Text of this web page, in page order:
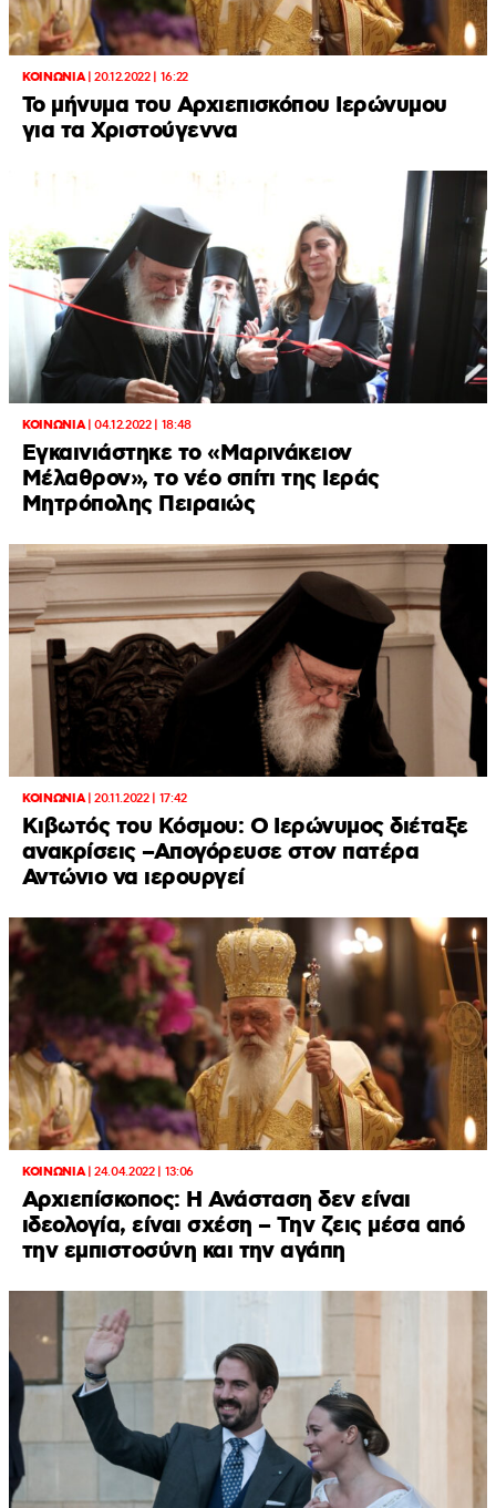
ΚΟΙΝΩΝΙΑ|20.12.2022 | 16:22
Το μήνυμα του Αρχιεπισκόπου Ιερώνυμου
για τα Χριστούγεννα
ΚΟΙΝΩΝΙΑ|04.12.2022 | 18:48
Εγκαινιάστηκε το «Μαρινάκειον
Μέλαθρον», το νέο σπίτι της Ιεράς
Μητρόπολης Πειραιώς
ΚΟΙΝΩΝΙΑ|20.11.2022 | 17:42
Κιβωτός του Κόσμου: Ο Ιερώνυμος διέταξε
ανακρίσεις –Απογόρευσε στον πατέρα
Αντώνιο να ιερουργεί
ΚΟΙΝΩΝΙΑ|24.04.2022 | 13:06
Αρχιεπίσκοπος: Η Ανάσταση δεν είναι
ιδεολογία, είναι σχέση – Tην ζεις μέσα από
την εμπιστοσύνη και την αγάπη